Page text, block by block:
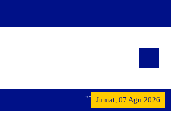
Jumat, 07 Agu 2026
"Terwujudnya generasi